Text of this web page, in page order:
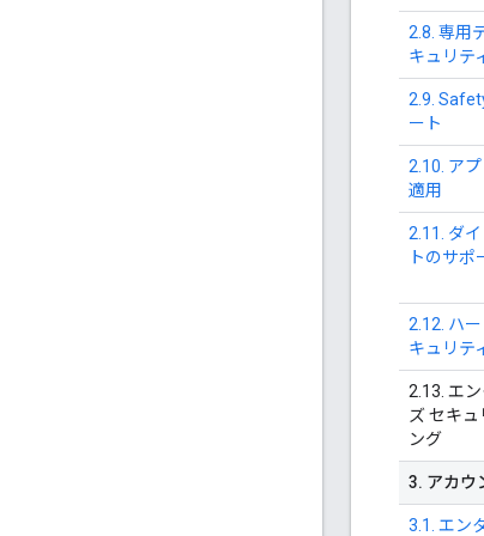
2.8. 専用
キュリテ
2.9.
ート
2.10. ア
適用
2.11. ダ
トのサポ
2.12. ハ
キュリテ
2.13. エ
ズ セキュ
ング
3. アカウ
3.1. エン